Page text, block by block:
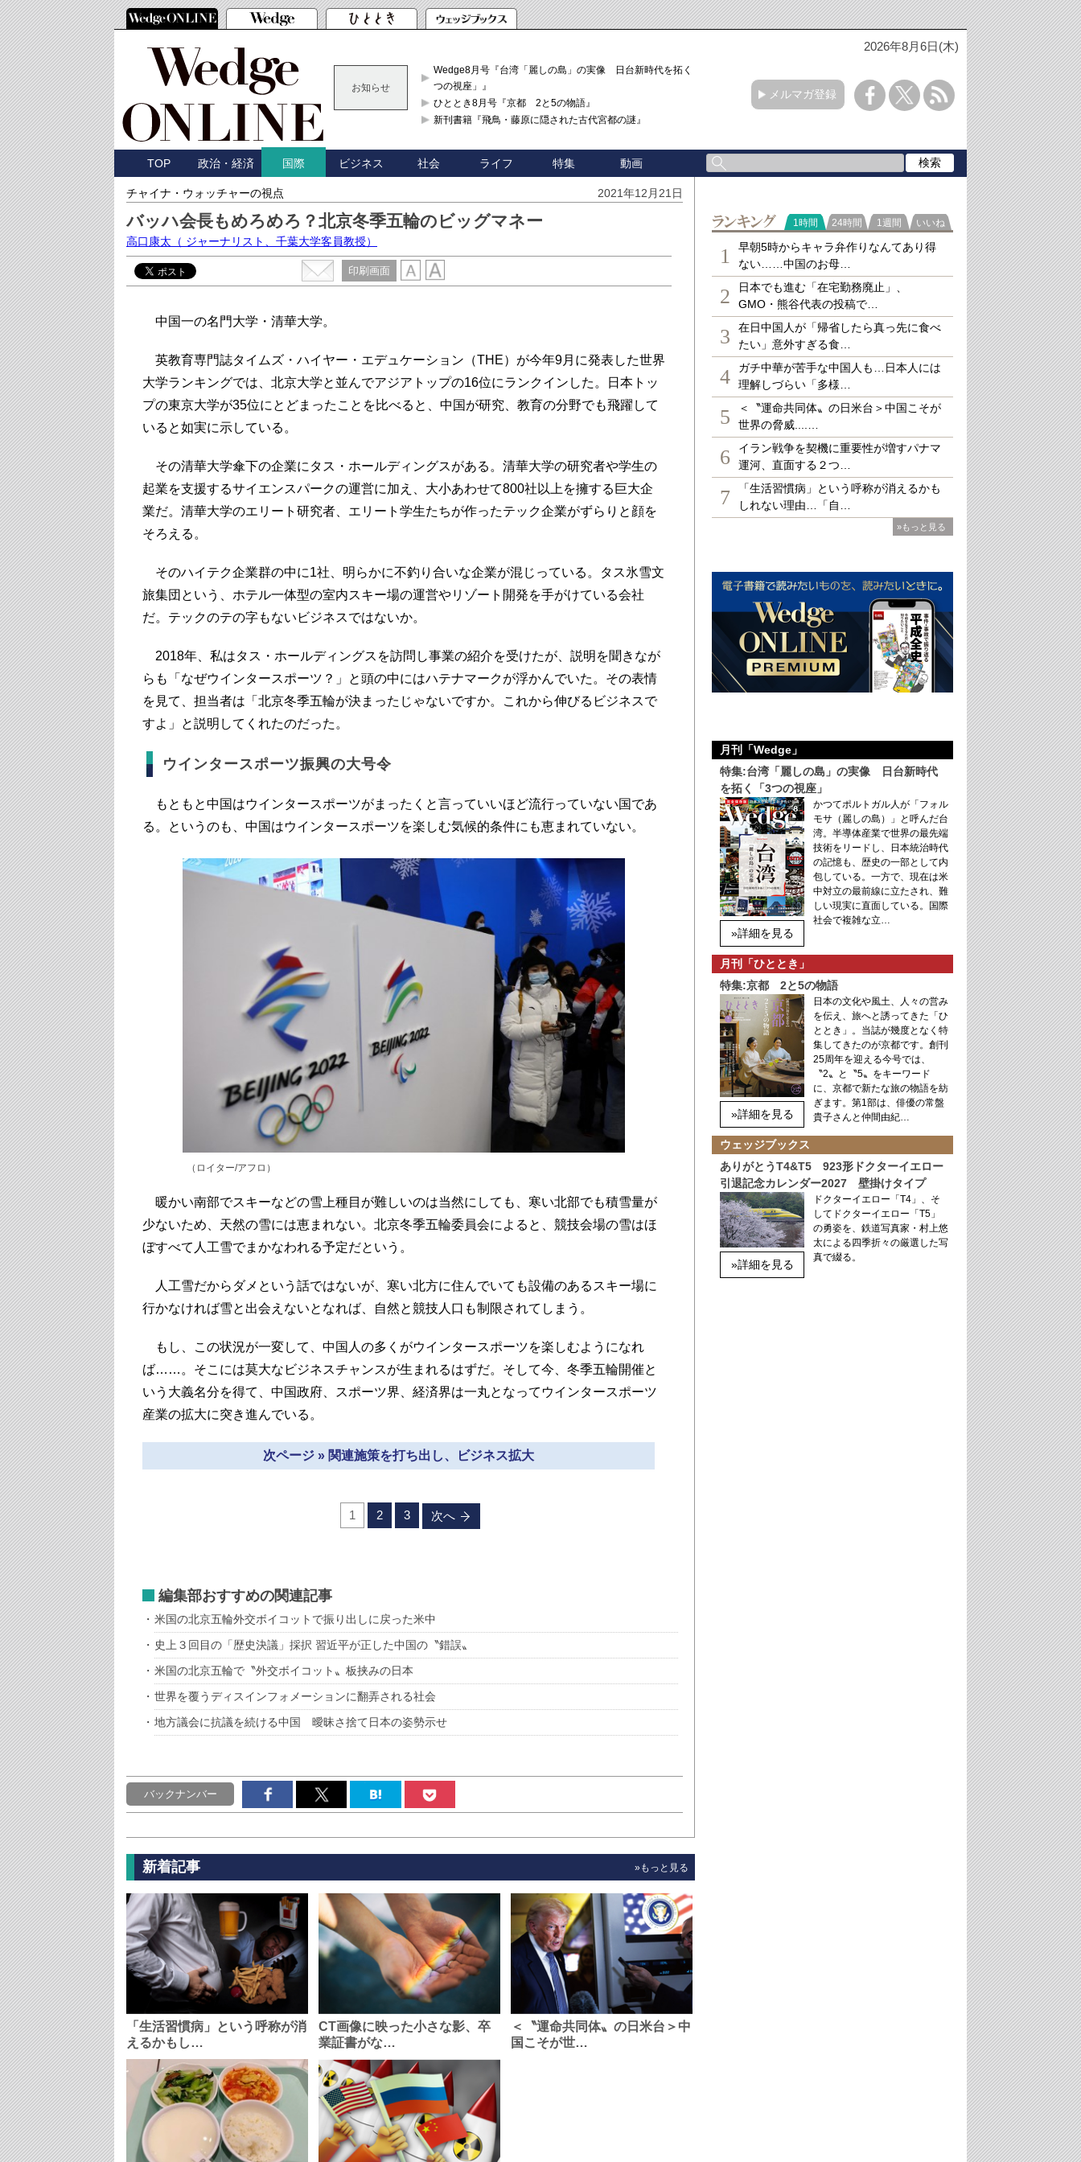
2026年8月6日(木)
お知らせ
Wedge8月号『台湾「麗しの島」の実像 日台新時代を拓く「3
つの視座」』
ひととき8月号『京都 2と5の物語』
新刊書籍『飛鳥・藤原に隠された古代宮都の謎』
メルマガ登録
TOP 政治・経済 国際 ビジネス 社会 ライフ 特集 動画
チャイナ・ウォッチャーの視点 2021年12月21日
バッハ会長もめろめろ？北京冬季五輪のビッグマネー
高口康太 （ ジャーナリスト、千葉大学客員教授）
印刷画面
中国一の名門大学・清華大学。
英教育専門誌タイムズ・ハイヤー・エデュケーション（THE）が今年9月に発表した世界
大学ランキングでは、北京大学と並んでアジアトップの16位にランクインした。日本トッ
プの東京大学が35位にとどまったことを比べると、中国が研究、教育の分野でも飛躍して
いると如実に示している。
その清華大学傘下の企業にタス・ホールディングスがある。清華大学の研究者や学生の
起業を支援するサイエンスパークの運営に加え、大小あわせて800社以上を擁する巨大企
業だ。清華大学のエリート研究者、エリート学生たちが作ったテック企業がずらりと顔を
そろえる。
そのハイテク企業群の中に1社、明らかに不釣り合いな企業が混じっている。タス氷雪文
旅集団という、ホテル一体型の室内スキー場の運営やリゾート開発を手がけている会社
だ。テックのテの字もないビジネスではないか。
2018年、私はタス・ホールディングスを訪問し事業の紹介を受けたが、説明を聞きなが
らも「なぜウインタースポーツ？」と頭の中にはハテナマークが浮かんでいた。その表情
を見て、担当者は「北京冬季五輪が決まったじゃないですか。これから伸びるビジネスで
すよ」と説明してくれたのだった。
ウインタースポーツ振興の大号令
もともと中国はウインタースポーツがまったくと言っていいほど流行っていない国であ
る。というのも、中国はウインタースポーツを楽しむ気候的条件にも恵まれていない。
（ロイター/アフロ）
暖かい南部でスキーなどの雪上種目が難しいのは当然にしても、寒い北部でも積雪量が
少ないため、天然の雪には恵まれない。北京冬季五輪委員会によると、競技会場の雪はほ
ぼすべて人工雪でまかなわれる予定だという。
人工雪だからダメという話ではないが、寒い北方に住んでいても設備のあるスキー場に
行かなければ雪と出会えないとなれば、自然と競技人口も制限されてしまう。
もし、この状況が一変して、中国人の多くがウインタースポーツを楽しむようになれ
ば……。そこには莫大なビジネスチャンスが生まれるはずだ。そして今、冬季五輪開催と
いう大義名分を得て、中国政府、スポーツ界、経済界は一丸となってウインタースポーツ
産業の拡大に突き進んでいる。
次ページ » 関連施策を打ち出し、ビジネス拡大
1 2 3 次へ
編集部おすすめの関連記事
米国の北京五輪外交ボイコットで振り出しに戻った米中
史上３回目の「歴史決議」採択 習近平が正した中国の〝錯誤〟
米国の北京五輪で〝外交ボイコット〟板挟みの日本
世界を覆うディスインフォメーションに翻弄される社会
地方議会に抗議を続ける中国 曖昧さ捨て日本の姿勢示せ
バックナンバー
新着記事 »もっと見る
「生活習慣病」という呼称が消
えるかもし…
CT画像に映った小さな影、卒
業証書がな…
＜〝運命共同体〟の日米台＞中
国こそが世…
ランキング
1時間 24時間 1週間 いいね
1
早朝5時からキャラ弁作りなんてあり得
ない……中国のお母…
2
日本でも進む「在宅勤務廃止」、
GMO・熊谷代表の投稿で…
3
在日中国人が「帰省したら真っ先に食べ
たい」意外すぎる食…
4
ガチ中華が苦手な中国人も…日本人には
理解しづらい「多様…
5
＜〝運命共同体〟の日米台＞中国こそが
世界の脅威....…
6
イラン戦争を契機に重要性が増すパナマ
運河、直面する２つ…
7
「生活習慣病」という呼称が消えるかも
しれない理由…「自…
»もっと見る
月刊「Wedge」
特集:台湾「麗しの島」の実像 日台新時代
を拓く「3つの視座」
»詳細を見る
かつてポルトガル人が「フォル
モサ（麗しの島）」と呼んだ台
湾。半導体産業で世界の最先端
技術をリードし、日本統治時代
の記憶も、歴史の一部として内
包している。一方で、現在は米
中対立の最前線に立たされ、難
しい現実に直面している。国際
社会で複雑な立…
月刊「ひととき」
特集:京都 2と5の物語
»詳細を見る
日本の文化や風土、人々の営み
を伝え、旅へと誘ってきた「ひ
ととき」。当誌が幾度となく特
集してきたのが京都です。創刊
25周年を迎える今号では、
〝2〟と〝5〟をキーワード
に、京都で新たな旅の物語を紡
ぎます。第1部は、俳優の常盤
貴子さんと仲間由紀…
ウェッジブックス
ありがとうT4&T5 923形ドクターイエロー
引退記念カレンダー2027 壁掛けタイプ
»詳細を見る
ドクターイエロー「T4」、そ
してドクターイエロー「T5」
の勇姿を、鉄道写真家・村上悠
太による四季折々の厳選した写
真で綴る。